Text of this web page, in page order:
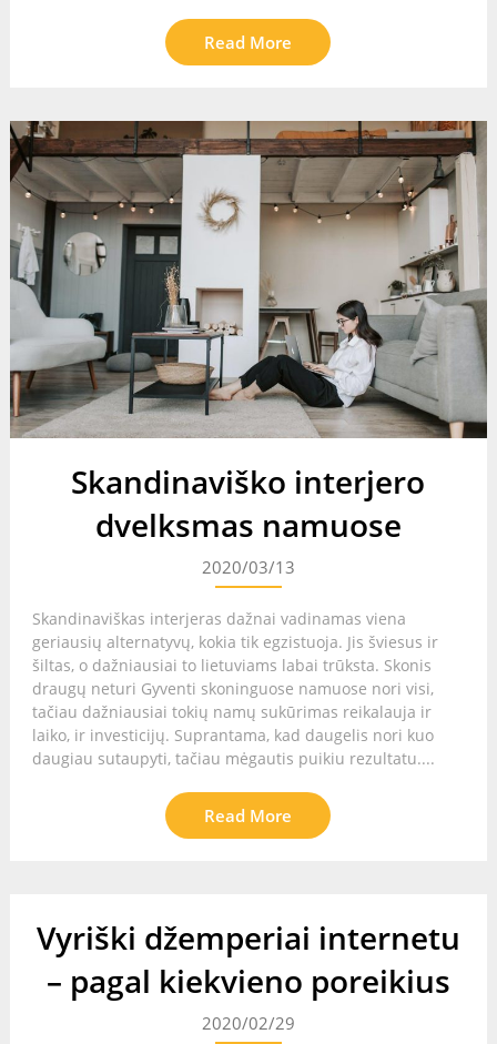
Read More
Skandinaviško interjero
dvelksmas namuose
2020/03/13
Skandinaviškas interjeras dažnai vadinamas viena
geriausių alternatyvų, kokia tik egzistuoja. Jis šviesus ir
šiltas, o dažniausiai to lietuviams labai trūksta. Skonis
draugų neturi Gyventi skoninguose namuose nori visi,
tačiau dažniausiai tokių namų sukūrimas reikalauja ir
laiko, ir investicijų. Suprantama, kad daugelis nori kuo
daugiau sutaupyti, tačiau mėgautis puikiu rezultatu....
Read More
Vyriški džemperiai internetu
– pagal kiekvieno poreikius
2020/02/29